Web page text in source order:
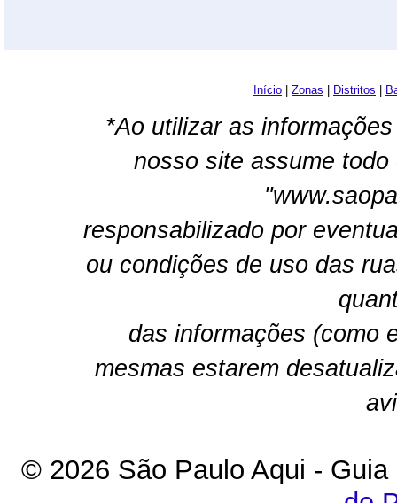
Início Zonas Distritos
*Ao utilizar as
nosso site assume
responsabilizado por
ou condições de uso das
das informações (como
mesmas estarem
© 2026 São Paulo Aqui -